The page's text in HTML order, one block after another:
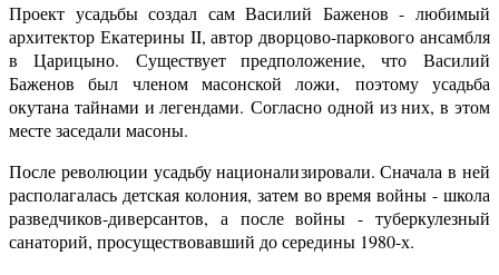
Проект усадьбы создал сам Василий Баженов - любимый
архитектор Екатерины II, автор дворцово-паркового ансамбля
в Царицыно. Существует предположение, что Василий
Баженов был членом масонской ложи, поэтому усадьба
окутана тайнами и легендами. Согласно одной из них, в этом
месте заседали масоны.
После революции усадьбу национализировали. Сначала в ней
располагалась детская колония, затем во время войны - школа
разведчиков-диверсантов, а после войны - туберкулезный
санаторий, просуществовавший до середины 1980-х.